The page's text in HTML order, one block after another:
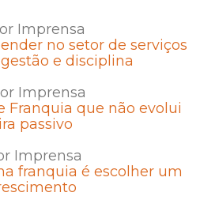
Imprensa
no setor de serviços
e disciplina
Imprensa
Franquia que não evolui
passivo
Imprensa
franquia é escolher um